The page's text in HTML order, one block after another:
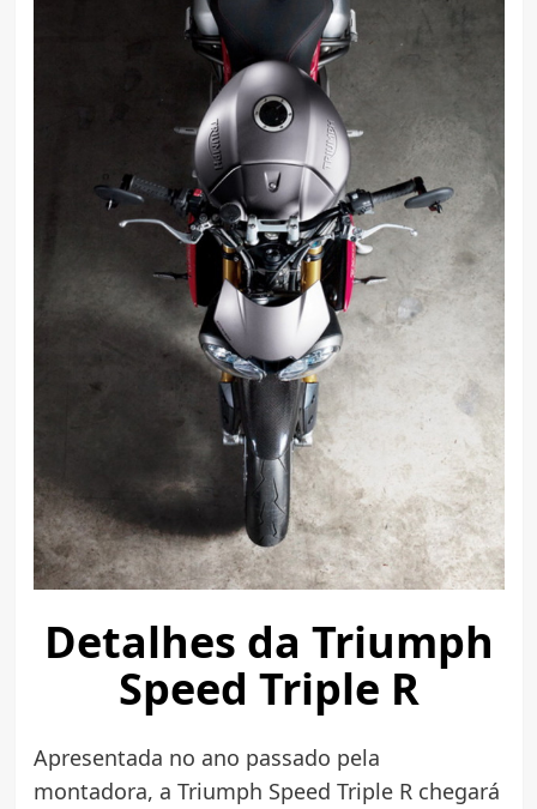
Detalhes da Triumph
Speed Triple R
Apresentada no ano passado pela
montadora, a Triumph Speed Triple R chegará